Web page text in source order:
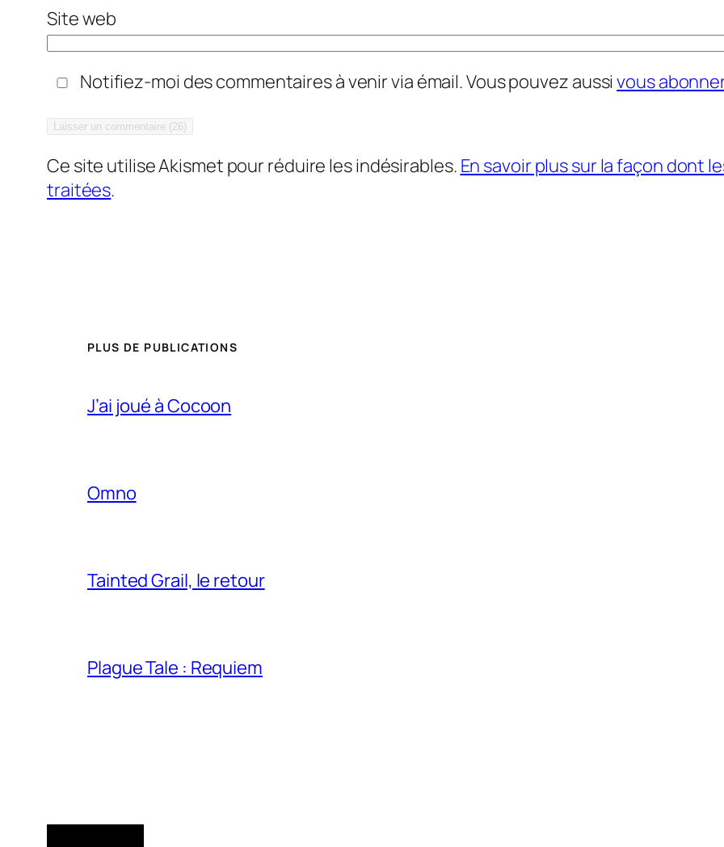
Site web
Notifiez-moi des commentaires à venir via émail. Vous pouvez aussivous
Ce site utilise Akismet pour réduire les indésirables. En savoir plus sur la façon dont
traitées.
PLUS DE PUBLICATIONS
J’ai joué à Cocoon
Omno
Tainted Grail, le retour
Plague Tale : Requiem